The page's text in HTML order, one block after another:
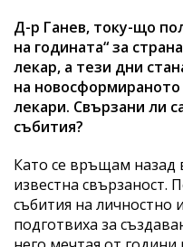
Д-р Ганев, току-що
на годината“ за
лекар, а тези дни
на
лекари. Свързани ли
събития?
Като се връщам назад
известна
събития на личностно
подготвиха за